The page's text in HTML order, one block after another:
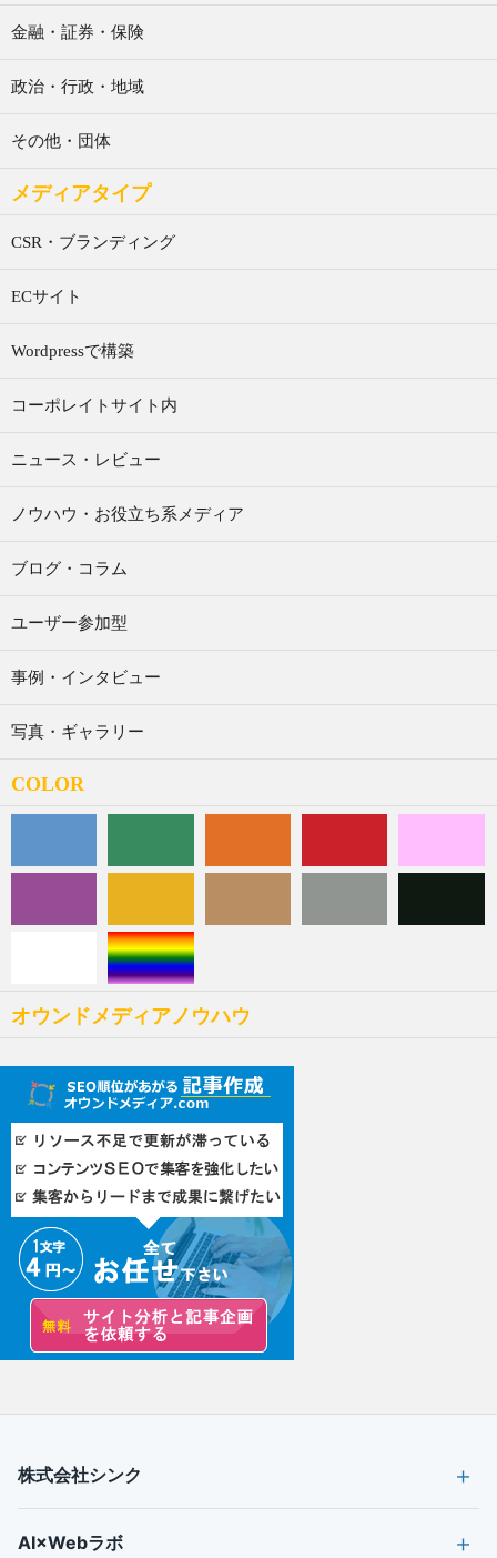
金融・証券・保険
政治・行政・地域
その他・団体
メディアタイプ
CSR・ブランディング
ECサイト
Wordpressで構築
コーポレイトサイト内
ニュース・レビュー
ノウハウ・お役立ち系メディア
ブログ・コラム
ユーザー参加型
事例・インタビュー
写真・ギャラリー
COLOR
オウンドメディアノウハウ
株式会社シンク
AI×Webラボ